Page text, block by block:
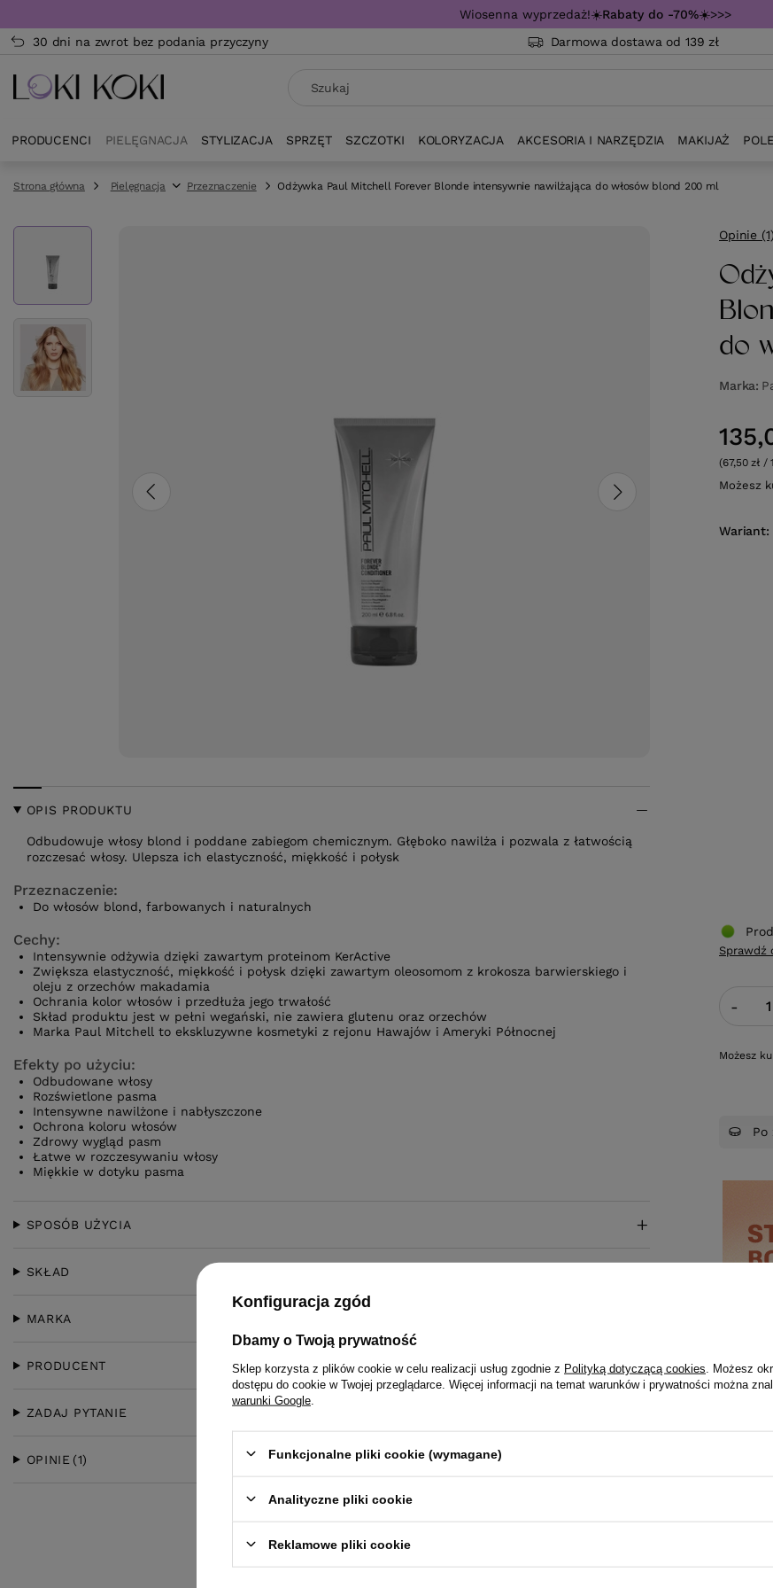
Wiosenna wyprzedaż!☀️Rabaty do -70%☀️>>>
30 dni na zwrot bez podania przyczyny
Darmowa dostawa od 139 zł
PRODUCENCI PIELĘGNACJA STYLIZACJA SPRZĘT SZCZOTKI KOLORYZACJA AKCESORIA I NARZĘDZIA MAKIJAŻ
Strona główna Pielęgnacja Przeznaczenie Odżywka Paul Mitchell Forever Blonde intensywnie nawilżająca do włosów blond 200 ml
Opinie (1)
do
Marka
Wariant
(67,50 zł /
Możesz
-
Możesz
Sprawdź
Po
OPIS PRODUKTU
Odbudowuje włosy blond i poddane zabiegom chemicznym. Głęboko nawilża i pozwala z łatwością
rozczesać włosy. Ulepsza ich elastyczność, miękkość i połysk
Przeznaczenie:
Do włosów blond, farbowanych i naturalnych
Cechy:
Intensywnie odżywia dzięki zawartym proteinom KerActive
Zwiększa elastyczność, miękkość i połysk dzięki zawartym oleosomom z krokosza barwierskiego i
oleju z orzechów makadamia
Ochrania kolor włosów i przedłuża jego trwałość
Skład produktu jest w pełni wegański, nie zawiera glutenu oraz orzechów
Marka Paul Mitchell to ekskluzywne kosmetyki z rejonu Hawajów i Ameryki Północnej
Efekty po użyciu:
Odbudowane włosy
Rozświetlone pasma
Intensywne nawilżone i nabłyszczone
Ochrona koloru włosów
Zdrowy wygląd pasm
Łatwe w rozczesywaniu włosy
Miękkie w dotyku pasma
SPOSÓB UŻYCIA
SKŁAD
MARKA
PRODUCENT
ZADAJ PYTANIE
OPINIE (1)
Konfiguracja zgód
Dbamy o Twoją prywatność
Sklep korzysta z plików cookie w celu realizacji usług zgodnie z Polityką dotyczącą cookies . Możesz
dostępu do cookie w Twojej przeglądarce. Więcej informacji na temat warunków i prywatności można
warunki Google
Funkcjonalne pliki cookie (wymagane)
Analityczne pliki cookie
Reklamowe pliki cookie